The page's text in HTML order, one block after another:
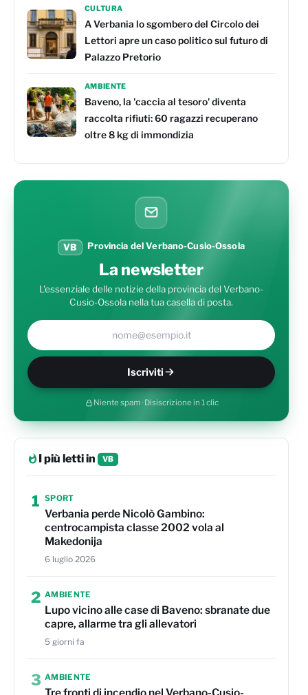
CULTURA
A Verbania lo sgombero del Circolo dei
Lettori apre un caso politico sul futuro di
Palazzo Pretorio
AMBIENTE
Baveno, la 'caccia al tesoro' diventa
raccolta rifiuti: 60 ragazzi recuperano
oltre 8 kg di immondizia
VB Provincia del Verbano-Cusio-Ossola
La newsletter
L'essenziale delle notizie della provincia del Verbano-
Cusio-Ossola nella tua casella di posta.
Il tuo indirizzo e-mail
Iscriviti
Niente spam · Disiscrizione in 1 clic
I più letti in VB
1 SPORT
Verbania perde Nicolò Gambino:
centrocampista classe 2002 vola al
Makedonija
6 luglio 2026
2 AMBIENTE
Lupo vicino alle case di Baveno: sbranate due
capre, allarme tra gli allevatori
5 giorni fa
3 AMBIENTE
Tre fronti di incendio nel Verbano-Cusio-